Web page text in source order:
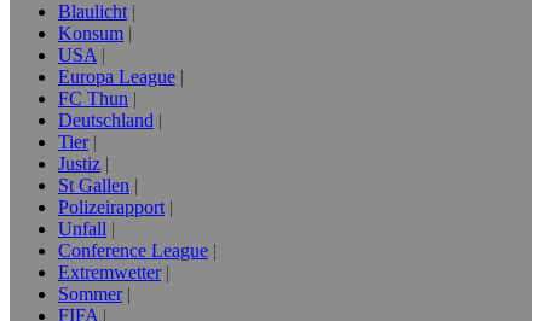
Blaulicht
Konsum
USA
Europa League
FC Thun
Deutschland
Tier
Justiz
St Gallen
Polizeirapport
Unfall
Conference League
Extremwetter
Sommer
FIFA